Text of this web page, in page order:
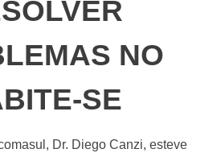
NO
SE
Dr. Diego Canzi, esteve